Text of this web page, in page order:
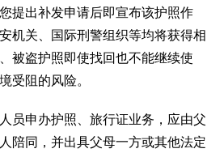
提出补发申请后即宣布该护照作
机关、国际刑警组织等均将获得相
被盗护照即使找回也不能继续使
受阻的风险。
员申办护照、旅行证业务，应由父
陪同，并出具父母一方或其他法定